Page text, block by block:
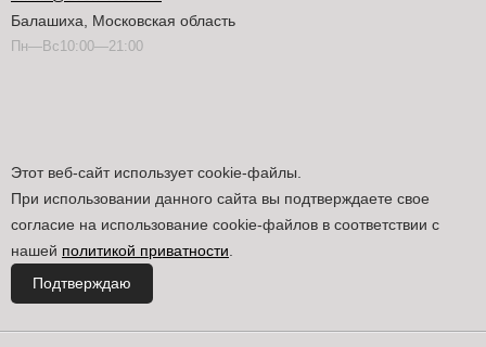
Балашиха, Московская область
Пн—Вс10:00—21:00
Этот веб-сайт использует cookie-файлы.
При использовании данного сайта вы подтверждаете свое
согласие на использование cookie-файлов в соответствии с
нашей политикой приватности.
Подтверждаю